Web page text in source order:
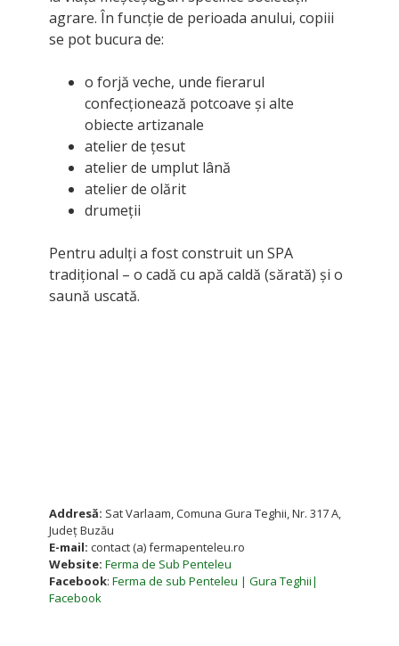
agrare. În funcție de perioada anului, copiii
se pot bucura de:
o forjă veche, unde fierarul
confecționează potcoave și alte
obiecte artizanale
atelier de țesut
atelier de umplut lână
atelier de olărit
drumeții
Pentru adulți a fost construit un SPA
tradițional – o cadă cu apă caldă (sărată) și o
saună uscată.
Addresă: Sat Varlaam, Comuna Gura Teghii, Nr. 317 A,
Județ Buzău
E-mail: contact (a) fermapenteleu.ro
Website: Ferma de Sub Penteleu
Facebook: Ferma de sub Penteleu | Gura Teghii|
Facebook